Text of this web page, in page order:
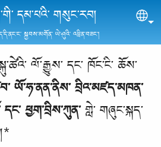
དམ་པའི་ གསུང་རབ།
སྐྱབས་མགོན་ ཡེ་ཤུའི་ འཕྲིན་བཟང་།
ལོ་རྒྱུས་ དང་ ཁོང་ངི་ ཆོས་
ཡོ་ཧ་ནན་ནིས་ བྲིའ་མཛད་མཁན་
ཕྱག་བྲིས་ཀུན་གླེ་ གཞུང་སྐད་